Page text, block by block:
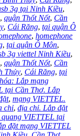
3g tại Ninh Kiều,
, quận Thốt Nốt, Cần
, Cái Răng, tại quận Ô
, homephone
, tại quận Ô Môn,
3g viettel Ninh Kiều,
, quận Thốt Nốt, Cần
Thủy, Cái Răng, tại
Lắp mạng
tại Cần Thơ. Lắp
, mạng VIETTEL.
chỉ, địa chỉ. Lắp đặt
VIETTEL tại
đặt mạng VIETTEL